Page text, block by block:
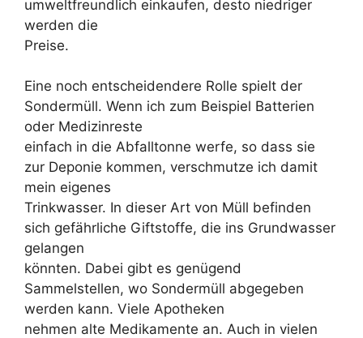
umweltfreundlich einkaufen, desto niedriger
werden die
Preise.
Eine noch entscheidendere Rolle spielt der
Sondermüll. Wenn ich zum Beispiel Batterien
oder Medizinreste
einfach in die Abfalltonne werfe, so dass sie
zur Deponie kommen, verschmutze ich damit
mein eigenes
Trinkwasser. In dieser Art von Müll befinden
sich gefährliche Giftstoffe, die ins Grundwasser
gelangen
könnten. Dabei gibt es genügend
Sammelstellen, wo Sondermüll abgegeben
werden kann. Viele Apotheken
nehmen alte Medikamente an. Auch in vielen